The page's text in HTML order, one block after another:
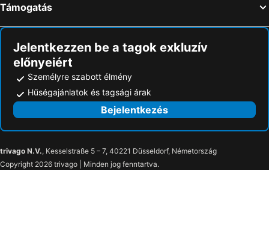
Támogatás
Jelentkezzen be a tagok exkluzív
előnyeiért
Személyre szabott élmény
Hűségajánlatok és tagsági árak
Bejelentkezés
trivago N.V., Kesselstraße 5 – 7, 40221 Düsseldorf, Németország
Copyright 2026 trivago | Minden jog fenntartva.